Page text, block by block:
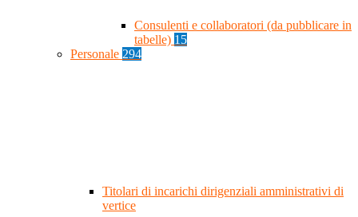
Consulenti e collaboratori (da pubblicare in
tabelle) 15
Personale 294
Titolari di incarichi dirigenziali amministrativi di
vertice